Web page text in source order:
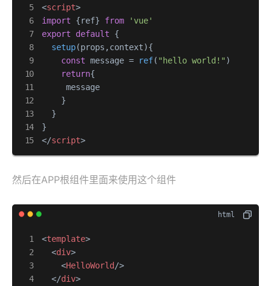
<script>
import {ref} from
'vue'
export
default {
setup(props,context){
const message = ref( "hello world!" )
return{
     message
    }
  }
</script>
然后在APP根组件里面来使用这个组件
<template>
<div>
<HelloWorld />
</div>